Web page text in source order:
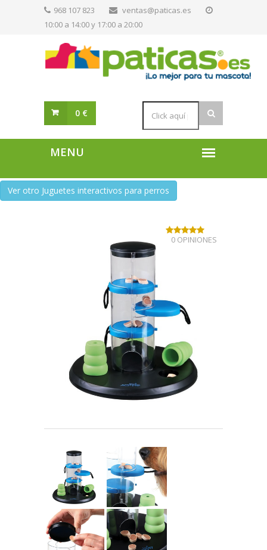
968 107 823
ventas@paticas.es
10:00 a 14:00 y 17:00 a 20:00
0 €
Ver otro Juguetes interactivos para perros
0 OPINIONES